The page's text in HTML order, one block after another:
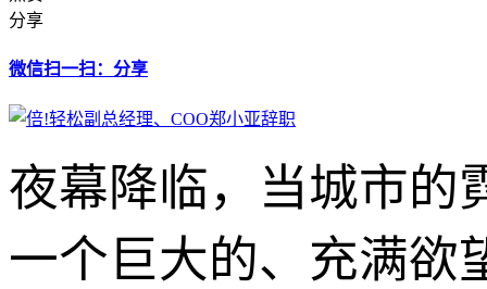
分享
微信扫一扫：分享
夜幕降临，当城市的
一个巨大的、充满欲